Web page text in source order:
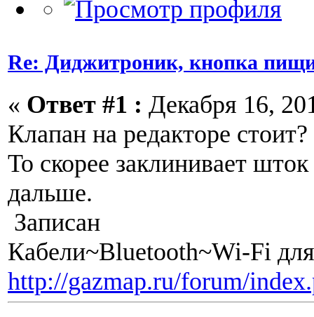
Re: Диджитроник, кнопка
« Ответ #1 : Декабря 16,
Клапан на редакторе стоит?
То скорее заклинивает
дальше.
Записан
Кабели~Bluetooth~Wi-Fi
http://gazmap.ru/forum/